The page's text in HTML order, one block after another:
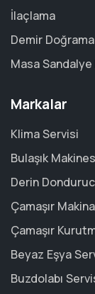
İlaçlama
Demir
Masa
Markalar
Klima Servisi
Bulaşık
Derin
Çamaşır
Çamaşır
Beyaz Eşya
Buzdolabı